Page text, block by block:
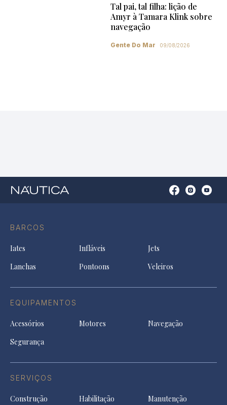
Tal pai, tal filha: lição de
Amyr à Tamara Klink sobre
navegação
Gente Do Mar 09/08/2026
BARCOS
Iates Infláveis
Jets
Lanchas
Pontoons Veleiros
EQUIPAMENTOS
Acessórios Motores
Navegação
Segurança
SERVIÇOS
Construção Habilitação
Manutenção
OpenOpenOpen